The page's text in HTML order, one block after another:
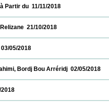
Partir du  11/11/2018
Relizane  21/10/2018
Msila  03/05/2018
ibrahimi, Bordj Bou Arréridj
1  30/04/2018